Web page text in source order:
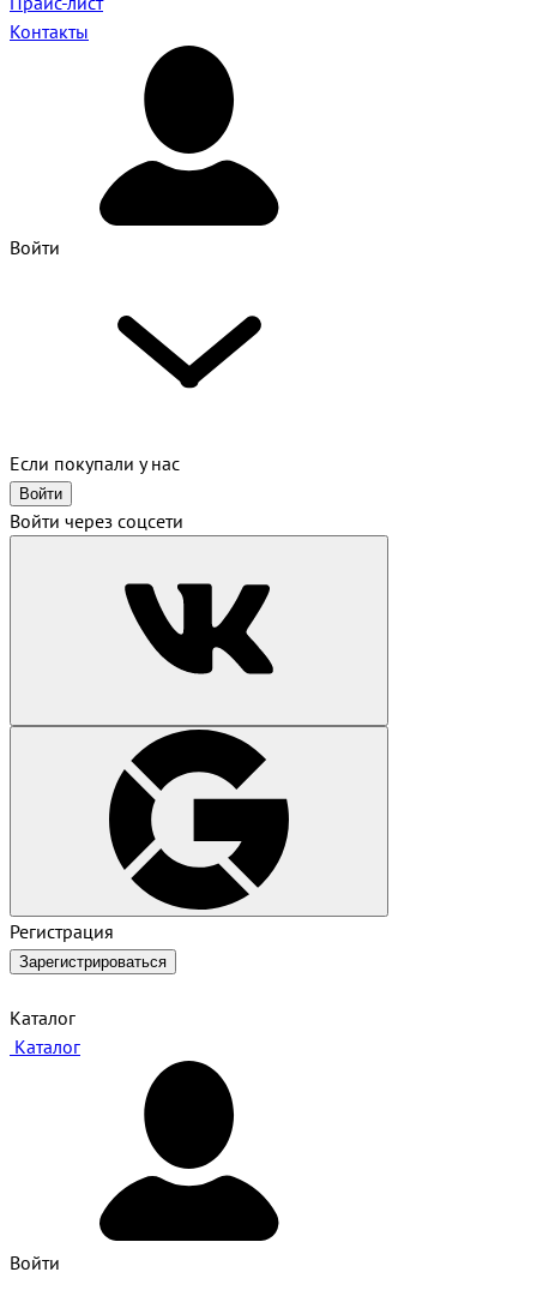
Контакты
Войти
Если покупали у нас
Войти
Войти через соцсети
Регистрация
Зарегистрироваться
Каталог
Каталог
Войти